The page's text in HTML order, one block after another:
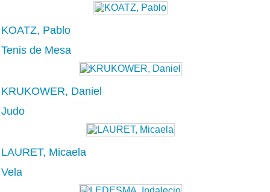
KOATZ, Pablo
Tenis de Mesa
KRUKOWER, Daniel
Judo
LAURET, Micaela
Vela